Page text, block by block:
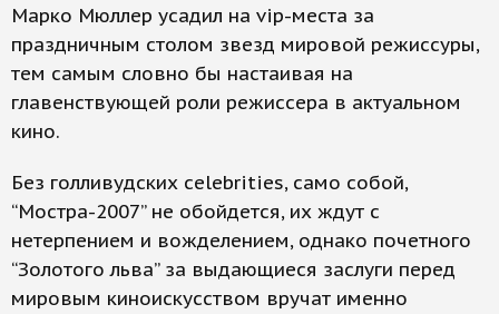
Марко Мюллер усадил на vip-места за
праздничным столом звезд мировой режиссуры,
тем самым словно бы настаивая на
главенствующей роли режиссера в актуальном
кино.
Без голливудских celebrities, само собой,
“Мостра-2007” не обойдется, их ждут с
нетерпением и вожделением, однако почетного
“Золотого льва” за выдающиеся заслуги перед
мировым киноискусством вручат именно